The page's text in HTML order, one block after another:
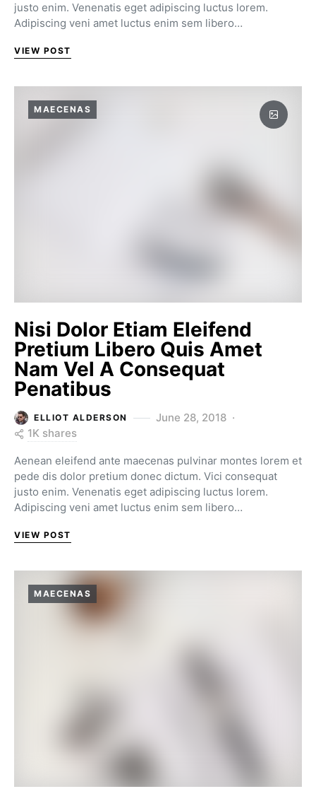
justo enim. Venenatis eget adipiscing luctus lorem.
Adipiscing veni amet luctus enim sem libero…
VIEW POST
MAECENAS
Nisi Dolor Etiam Eleifend
Pretium Libero Quis Amet
Nam Vel A Consequat
Penatibus
ELLIOT ALDERSON
June 28, 2018
1K shares
Aenean eleifend ante maecenas pulvinar montes lorem et
pede dis dolor pretium donec dictum. Vici consequat
justo enim. Venenatis eget adipiscing luctus lorem.
Adipiscing veni amet luctus enim sem libero…
VIEW POST
MAECENAS